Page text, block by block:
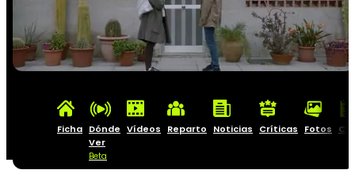
Ficha Dónde
Ver
Beta
Vídeos Reparto Noticias Críticas Fotos